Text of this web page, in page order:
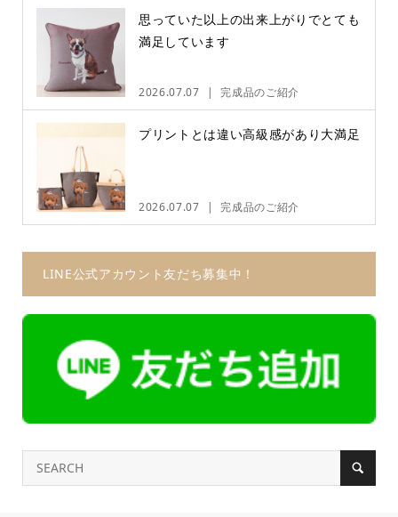
思っていた以上の出来上がりでとても
満足しています
2026.07.07 完成品のご紹介
プリントとは違い高級感があり大満足
2026.07.07 完成品のご紹介
LINE公式アカウント友だち募集中！